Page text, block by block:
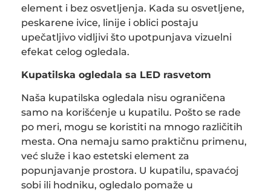
element i bez osvetljenja. Kada su osvetljene,
peskarene ivice, linije i oblici postaju
upečatljivo vidljivi što upotpunjava vizuelni
efekat celog ogledala.
Kupatilska ogledala sa LED rasvetom
Naša kupatilska ogledala nisu ograničena
samo na korišćenje u kupatilu. Pošto se rade
po meri, mogu se koristiti na mnogo različitih
mesta. Ona nemaju samo praktičnu primenu,
već služe i kao estetski element za
popunjavanje prostora. U kupatilu, spavaćoj
sobi ili hodniku, ogledalo pomaže u